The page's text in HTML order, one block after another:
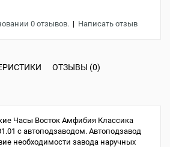
0 отзывов. | Написать отзыв
ОТЗЫВЫ (0)
Часы Восток Амфибия Классика
с автоподзаводом. Автоподзавод
необходимости завода наручных